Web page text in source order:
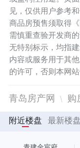
见，仅供用户参考
商品房预售须取得
需慎重查验开发商
无特别标示，均指
内容或服务用于其
的许可，否则本网
青岛房产网 购
附近楼盘 最新楼盘